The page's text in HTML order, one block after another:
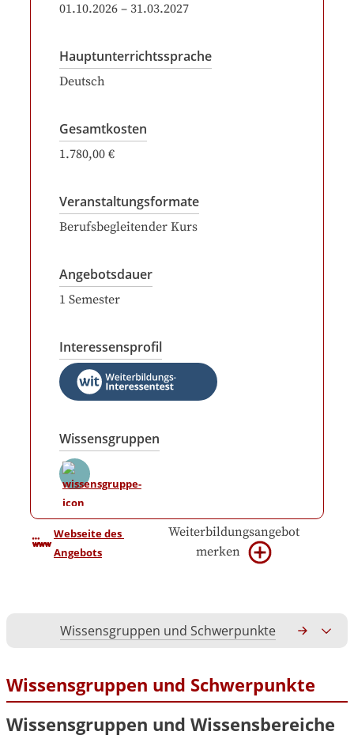
01.10.2026 – 31.03.2027
Hauptunterrichtssprache
Deutsch
Gesamtkosten
1.780,00 €
Veranstaltungsformate
Berufsbegleitender Kurs
Angebotsdauer
1 Semester
Interessensprofil
Wissensgruppen
Webseite des
Angebots
Weiterbildungsangebot
merken
Wissensgruppen und Schwerpunkte
Wissensgruppen und Schwerpunkte
Wissensgruppen und Wissensbereiche